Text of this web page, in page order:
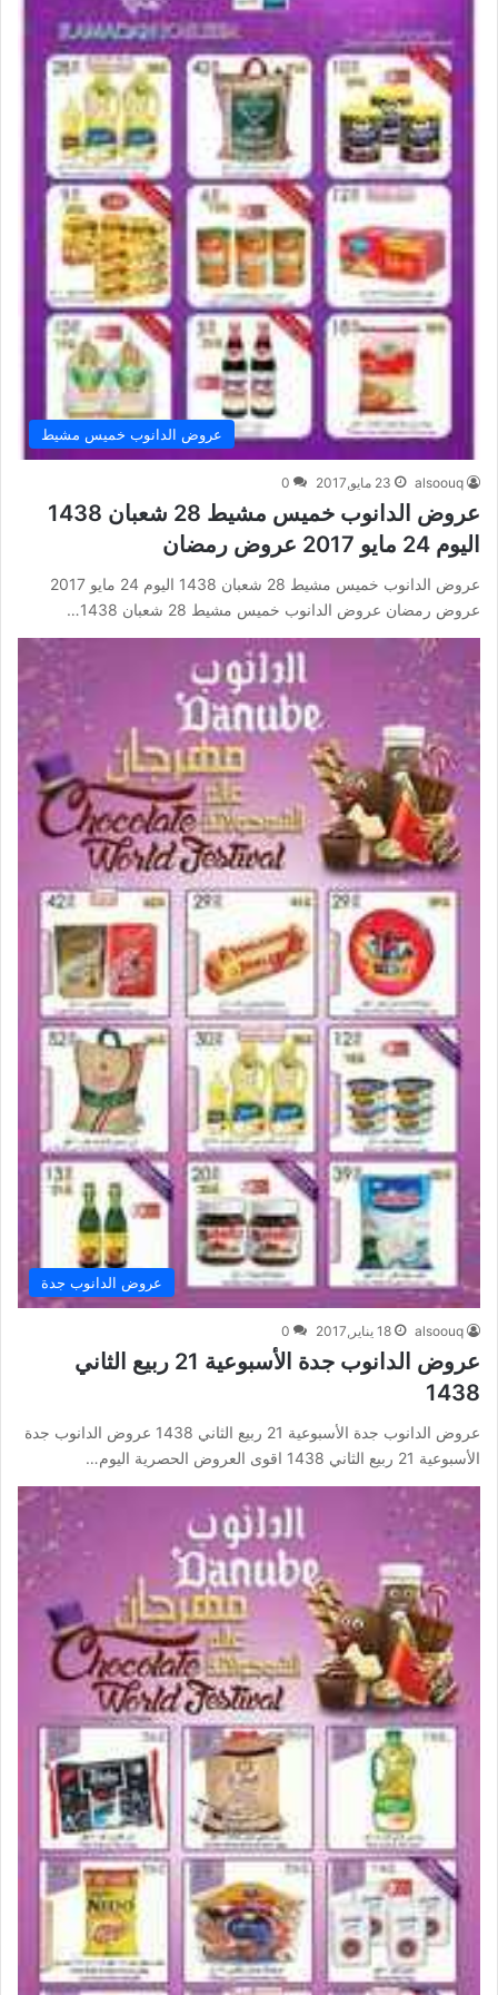
عروض الدانوب خميس مشيط
alsoouq 23 مايو,2017 0
عروض الدانوب خميس مشيط 28 شعبان 1438
اليوم 24 مايو 2017 عروض رمضان
عروض الدانوب خميس مشيط 28 شعبان 1438 اليوم 24 مايو 2017
عروض رمضان عروض الدانوب خميس مشيط 28 شعبان 1438…
عروض الدانوب جدة
alsoouq 18 يناير,2017 0
عروض الدانوب جدة الأسبوعية 21 ربيع الثاني
1438
عروض الدانوب جدة الأسبوعية 21 ربيع الثاني 1438 عروض الدانوب جدة
الأسبوعية 21 ربيع الثاني 1438 اقوى العروض الحصرية اليوم…